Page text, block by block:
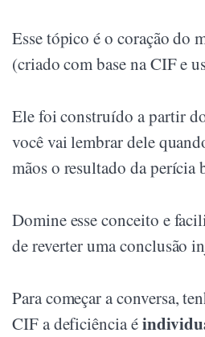
Esse tópico é o coração do
(criado com base na CIF e
Ele foi construído a partir
você vai lembrar dele
mãos o resultado da perícia
Domine esse conceito e
de reverter uma conclusão
Para começar a conversa,
CIF a deficiência é